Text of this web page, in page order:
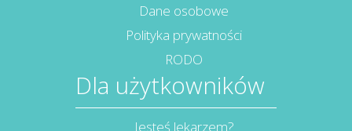
Dane osobowe
Polityka prywatności
RODO
Dla użytkowników
Jesteś lekarzem?